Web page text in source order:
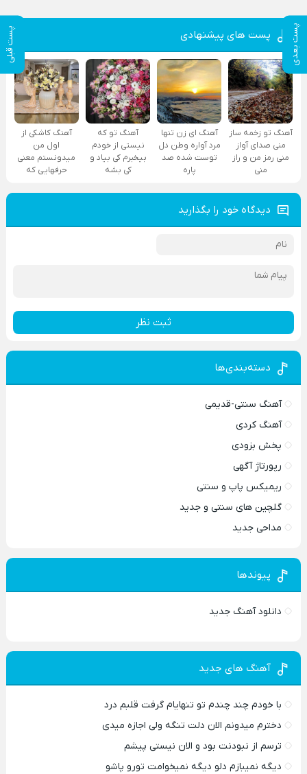
پست بعدی پست قبلی پست های پیشنهادی
آهنگ تو زخمه ساز
منی صدای آواز
منی رمز من و راز
منی
آهنگ ای زن تنها
مرد آواره وطن دل
توست شده صد
پاره
آهنگ تو که
نیستی از خودم
بیخبرم کی بیاد و
کی بشه
آهنگ کاشکی از
اول من
میدونستم معنی
حرفهایی که
دیدگاه خود را بگذارید
ثبت نظر
دسته‌بندی‌ها
آهنگ سنتی-قدیمی
آهنگ کردی
پخش بزودی
رپورتاژ آگهی
ریمیکس پاپ و سنتی
گلچین های سنتی و جدید
مداحی جدید
پیوندها
دانلود آهنگ جدید
آهنگ های جدید
با خودم چند چندم تو تنهایام گرفت قلبم درد
دخترم میدونم الان دلت تنگه ولی اجازه میدی
ترسم از نبودنت بود و الان نیستی پیشم
دیگه نمیبازم دلو دیگه نمیخوامت تورو پاشو